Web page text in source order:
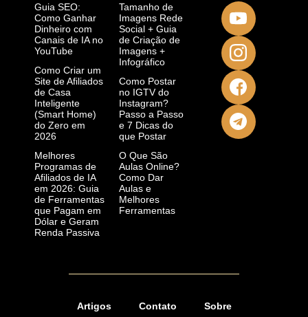
Guia SEO:
Como Ganhar
Dinheiro com
Canais de IA no
YouTube
Como Criar um
Site de Afiliados
de Casa
Inteligente
(Smart Home)
do Zero em
2026
Melhores
Programas de
Afiliados de IA
em 2026: Guia
de Ferramentas
que Pagam em
Dólar e Geram
Renda Passiva
Tamanho de
Imagens Rede
Social + Guia
de Criação de
Imagens +
Infográfico
Como Postar
no IGTV do
Instagram?
Passo a Passo
e 7 Dicas do
que Postar
O Que São
Aulas Online?
Como Dar
Aulas e
Melhores
Ferramentas
Artigos Contato
Sobre